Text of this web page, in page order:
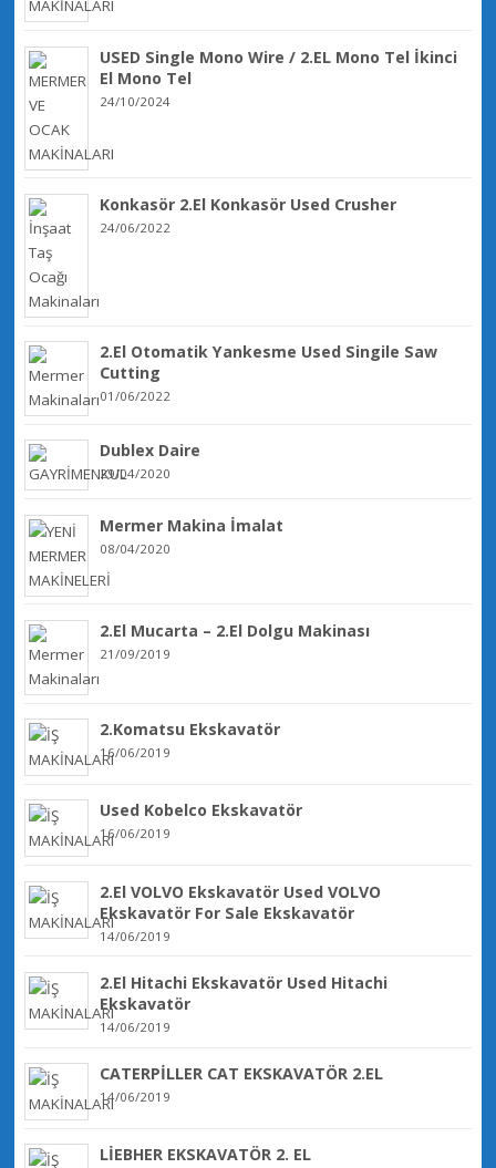
USED Single Mono Wire / 2.EL Mono Tel İkinci
El Mono Tel
24/10/2024
Konkasör 2.El Konkasör Used Crusher
24/06/2022
2.El Otomatik Yankesme Used Singile Saw
Cutting
01/06/2022
Dublex Daire
29/04/2020
Mermer Makina İmalat
08/04/2020
2.El Mucarta – 2.El Dolgu Makinası
21/09/2019
2.Komatsu Ekskavatör
16/06/2019
Used Kobelco Ekskavatör
16/06/2019
2.El VOLVO Ekskavatör Used VOLVO
Ekskavatör For Sale Ekskavatör
14/06/2019
2.El Hitachi Ekskavatör Used Hitachi
Ekskavatör
14/06/2019
CATERPİLLER CAT EKSKAVATÖR 2.EL
14/06/2019
LİEBHER EKSKAVATÖR 2. EL